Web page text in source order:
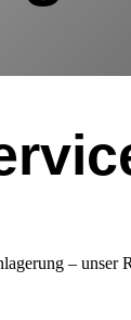
– unser